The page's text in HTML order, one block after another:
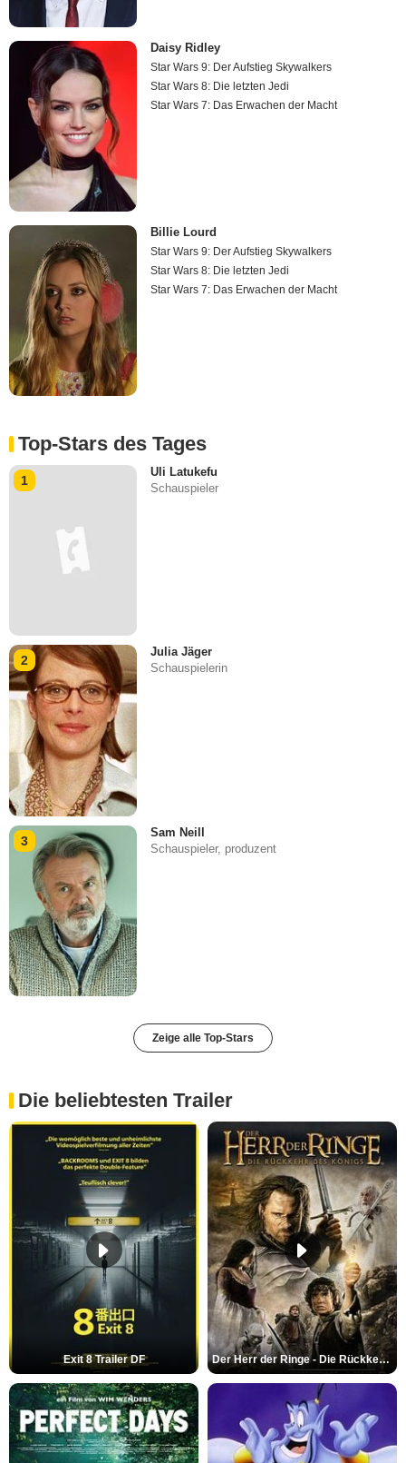
Daisy Ridley
Star Wars 9: Der Aufstieg Skywalkers
Star Wars 8: Die letzten Jedi
Star Wars 7: Das Erwachen der Macht
Billie Lourd
Star Wars 9: Der Aufstieg Skywalkers
Star Wars 8: Die letzten Jedi
Star Wars 7: Das Erwachen der Macht
Top-Stars des Tages
1
Uli Latukefu
Schauspieler
2
Julia Jäger
Schauspielerin
3
Sam Neill
Schauspieler, produzent
Zeige alle Top-Stars
Die beliebtesten Trailer
Exit 8 Trailer DF Der Herr der Ringe - Die Rückkehr des Königs Trailer OV